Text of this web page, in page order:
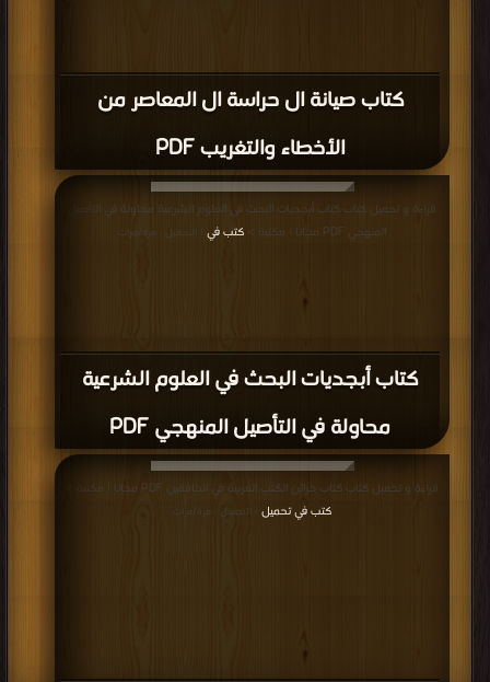
كتاب صيانة ال حراسة ال المعاصر من
الأخطاء والتغريب PDF
كتاب أبجديات البحث في العلوم الشرعية
محاولة في التأصيل المنهجي PDF
قراءة و تحميل كتاب كتاب أبجديات البحث في العلوم الشرعية محاولة في التأصيل
المنهجي PDF مجانا | مكتبة >
كتب في | التحميل : مرة/مرات
قراءة و تحميل كتاب كتاب خزائن الكتب العربية في الخافقين PDF مجانا | مكتبة >
كتب في تحميل
| التحميل : مرة/مرات